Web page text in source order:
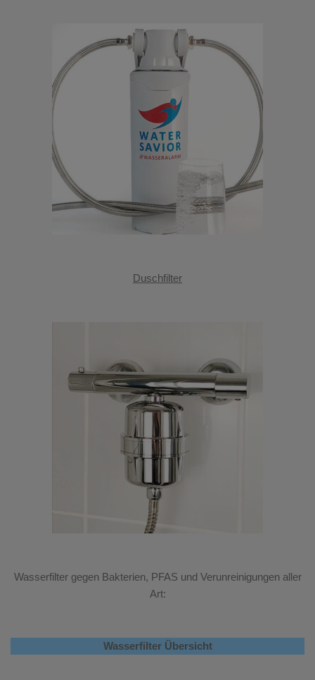
Duschfilter
Wasserfilter gegen Bakterien, PFAS und Verunreinigungen aller
Art:
Wasserfilter Übersicht